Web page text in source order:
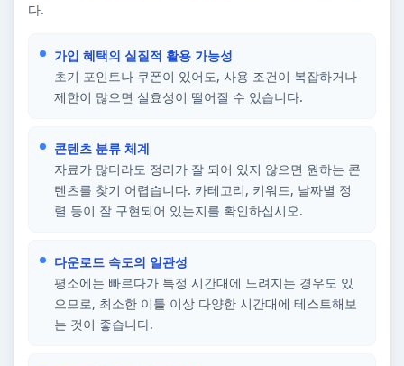
다.
가입 혜택의 실질적 활용 가능성
초기 포인트나 쿠폰이 있어도, 사용 조건이 복잡하거나
제한이 많으면 실효성이 떨어질 수 있습니다.
콘텐츠 분류 체계
자료가 많더라도 정리가 잘 되어 있지 않으면 원하는 콘
텐츠를 찾기 어렵습니다. 카테고리, 키워드, 날짜별 정
렬 등이 잘 구현되어 있는지를 확인하십시오.
다운로드 속도의 일관성
평소에는 빠르다가 특정 시간대에 느려지는 경우도 있
으므로, 최소한 이틀 이상 다양한 시간대에 테스트해보
는 것이 좋습니다.